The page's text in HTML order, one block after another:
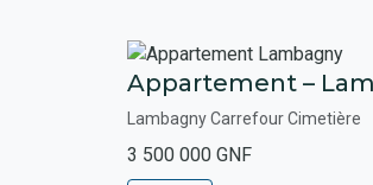
Appartement –
Lambagny Carrefour Cimetière
3 500 000 GNF